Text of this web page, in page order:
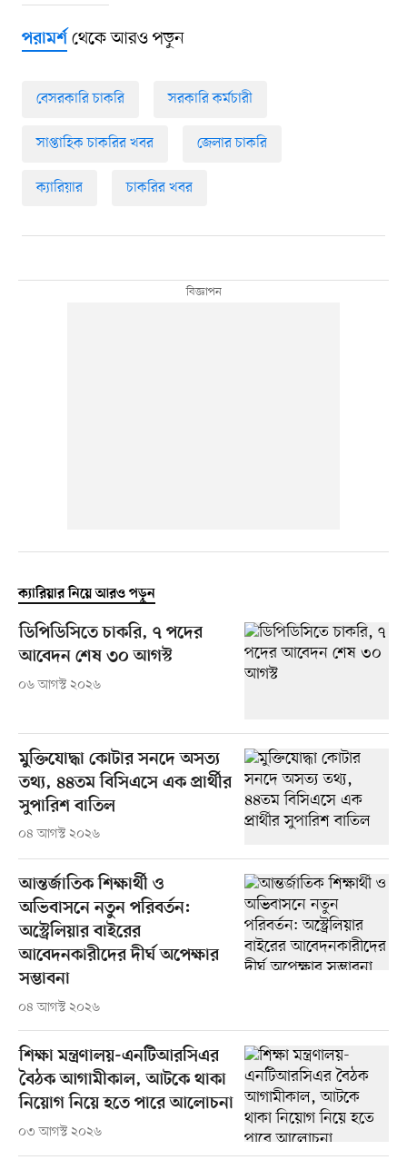
পরামর্শথেকে আরও পড়ুন
বেসরকারি চাকরি সরকারি কর্মচারী
সাপ্তাহিক চাকরির খবর জেলার চাকরি
ক্যারিয়ার চাকরির খবর
ক্যারিয়ার নিয়ে আরও পড়ুন
ডিপিডিসিতে চাকরি, ৭ পদের
আবেদন শেষ ৩০ আগস্ট
০৬ আগস্ট ২০২৬
মুক্তিযোদ্ধা কোটার সনদে অসত্য
তথ্য, ৪৪তম বিসিএসে এক প্রার্থীর
সুপারিশ বাতিল
০৪ আগস্ট ২০২৬
আন্তর্জাতিক শিক্ষার্থী ও
অভিবাসনে নতুন পরিবর্তন:
অস্ট্রেলিয়ার বাইরের
আবেদনকারীদের দীর্ঘ অপেক্ষার
সম্ভাবনা
০৪ আগস্ট ২০২৬
শিক্ষা মন্ত্রণালয়-এনটিআরসিএর
বৈঠক আগামীকাল, আটকে থাকা
নিয়োগ নিয়ে হতে পারে আলোচনা
০৩ আগস্ট ২০২৬